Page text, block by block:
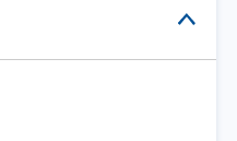
增长9.5%与
电、新能源相关产